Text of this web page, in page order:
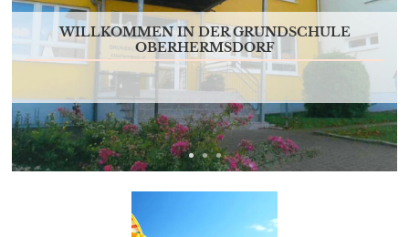
WILLKOMMEN IN DER GRUNDSCHULE
OBERHERMSDORF